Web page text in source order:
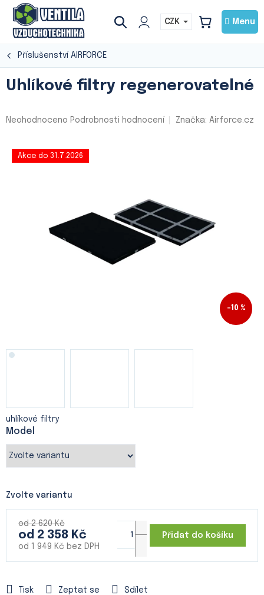
Přejít
obsah
CZK
NÁKUPNÍ
Příslušenství AIRFORCE
Uhlíkové filtry regenerovatelné
Průměrné
0,0
Neohodnoceno Podrobnosti hodnocení Značka: Airforce.cz
–10 %
Akce do 31.7.2026
Model
uhlíkové filtry
Tisk Zeptat se Sdílet
Zvolte variantu
od 2 620 Kč
od 2 358 Kč
od 1 949 Kč bez DPH
Přidat do košíku